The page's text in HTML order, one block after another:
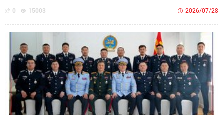
0 15003 2026/07/28